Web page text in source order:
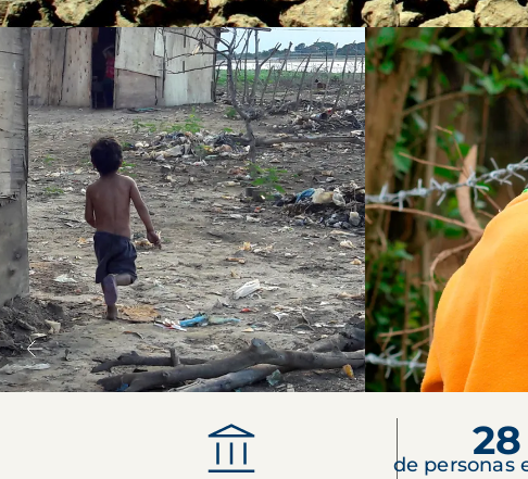
de personas